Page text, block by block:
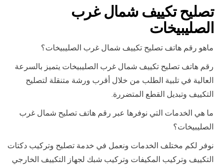
تصليح تكييف شمال غرب
الصليبيخات
ماهو رقم هاتف تصليح تكييف شمال غرب الصليبيخات؟
رقم هاتف تصليح تكييف شمال غرب الصليبيخات يتميز بالسرعة
العالية في تلبية الطلب من خلال أقرب ورشة متنقلة لتصليح
التكييف وتبديل القطع المتضررة.
ما هي الخدمات التي نوفرها عبر رقم هاتف تصليح شمال غرب
الصليبيخات؟
نوفر لكم مختلف الخدمات ونعمل في خدمة تصليح وتركيب دكتات
التكييف وتركيب المكيفات وتركيب شبك لجهاز التكييف الخارجي